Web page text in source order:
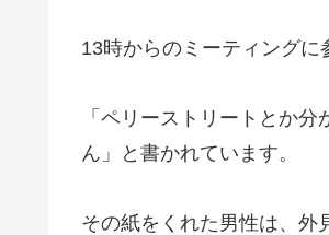
13時からのミーティングに
「ペリーストリートとか
ん」と書かれています。
その紙をくれた男性は、外